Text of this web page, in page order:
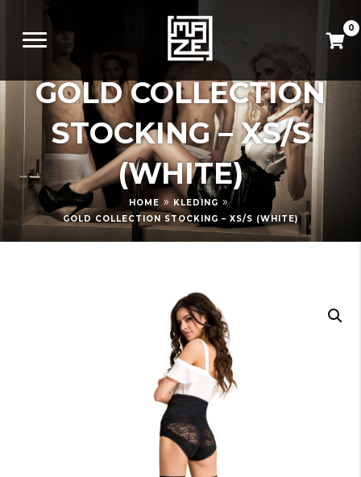
0
GOLD COLLECTION
STOCKING – XS/S
(WHITE)
HOME » KLEDING »
GOLD COLLECTION STOCKING – XS/S (WHITE)